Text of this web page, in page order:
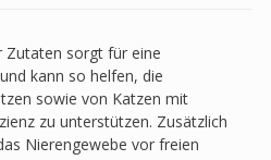
Zutaten sorgt für eine
kann so helfen, die
sowie von Katzen mit
zu unterstützen. Zusätzlich
Nierengewebe vor freien